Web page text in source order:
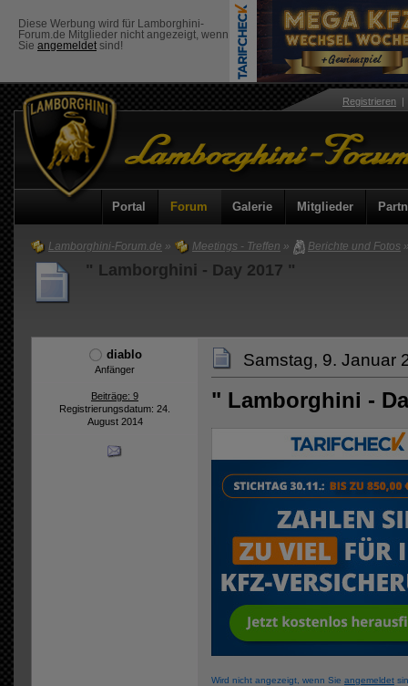
Diese Werbung wird für Lamborghini-
Forum.de Mitglieder nicht angezeigt, wenn
Sie angemeldet sind!
Registrieren
Portal Forum Galerie Mitglieder
Lamborghini-Forum.de » Meetings - Treffen » Berichte und Fotos
" Lamborghini - Day 2017 "
diablo
Anfänger
Beiträge: 9
Registrierungsdatum: 24.
August 2014
Samstag, 9. Januar
" Lamborghini -
Wird nicht angezeigt, wenn Sie angemeldet